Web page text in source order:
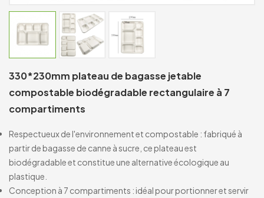
330*230mm plateau de bagasse jetable
compostable biodégradable rectangulaire à 7
compartiments
Respectueux de l'environnement et compostable : fabriqué à
partir de bagasse de canne à sucre, ce plateau est
biodégradable et constitue une alternative écologique au
plastique.
Conception à 7 compartiments : idéal pour portionner et servir